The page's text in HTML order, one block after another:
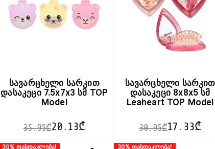
სავარცხელი სარკით
დასაკეცი 7.5x7x3 სმ TOP
Model
35.95₾20.13₾
This
სავარცხელი სარკით
დასაკეცი 8x8x5 სმ
Leaheart TOP Model
30.95₾17.33₾
This